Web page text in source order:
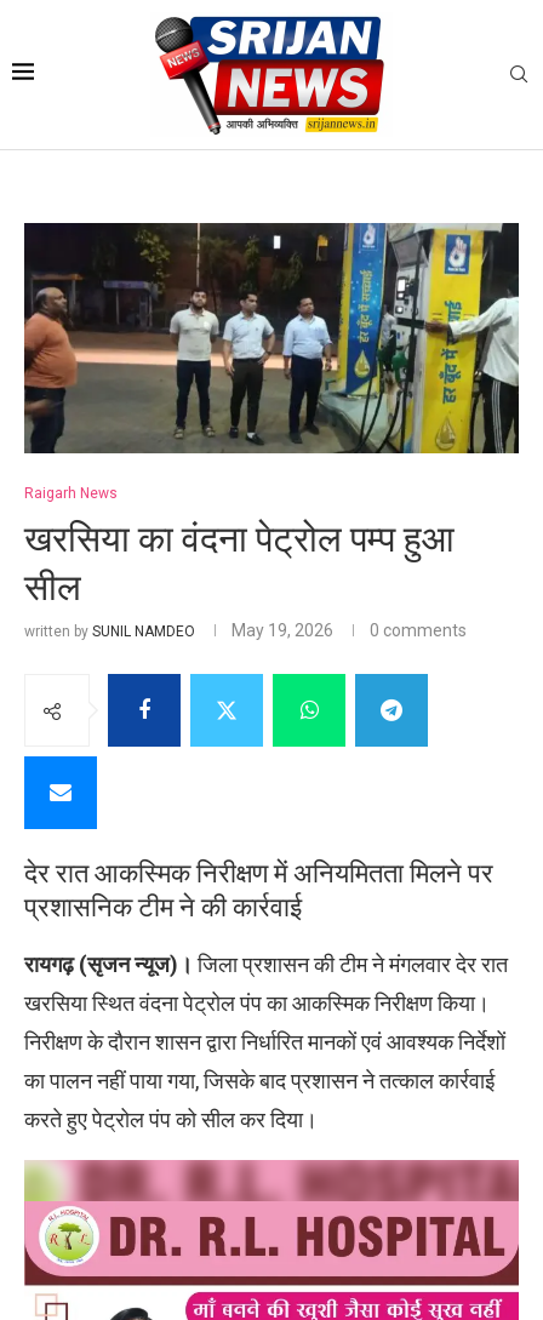
Raigarh News
खरसिया का वंदना पेट्रोल पम्प हुआ
सील
written by SUNIL NAMDEO May 19, 2026 0 comments
देर रात आकस्मिक निरीक्षण में अनियमितता मिलने पर
प्रशासनिक टीम ने की कार्रवाई
रायगढ़ (सृजन न्यूज)। जिला प्रशासन की टीम ने मंगलवार देर रात
खरसिया स्थित वंदना पेट्रोल पंप का आकस्मिक निरीक्षण किया।
निरीक्षण के दौरान शासन द्वारा निर्धारित मानकों एवं आवश्यक निर्देशों
का पालन नहीं पाया गया, जिसके बाद प्रशासन ने तत्काल कार्रवाई
करते हुए पेट्रोल पंप को सील कर दिया।